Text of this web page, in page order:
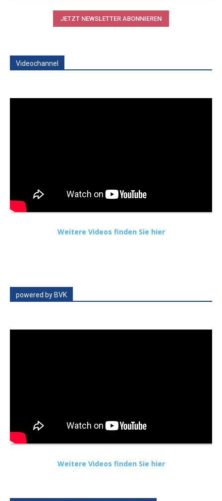
JETZT NEWSLETTER ABONNIEREN
Videochannel
Weitere Videos finden Sie hier
powered by BVK
Weitere Videos finden Sie hier